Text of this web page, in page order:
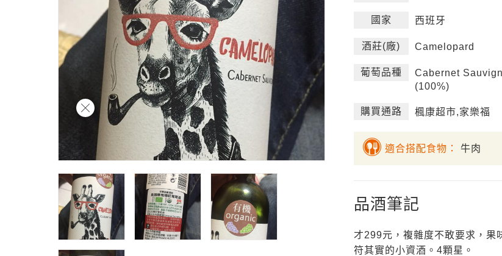
國家 西班牙
酒莊(廠) Camelopard
葡萄品種
Cabernet
(100%)
購買通路 楓康超市,家樂福
適合搭配食物： 牛肉
品酒筆記
才299元，複雜度不敢要求，果
符其實的小資酒。4顆星。